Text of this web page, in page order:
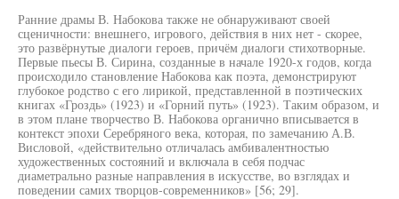
Ранние драмы В. Набокова также не обнаруживают своей
сценичности: внешнего, игрового, действия в них нет - скорее,
это развёрнутые диалоги героев, причём диалоги стихотворные.
Первые пьесы В. Сирина, созданные в начале 1920-х годов, когда
происходило становление Набокова как поэта, демонстрируют
глубокое родство с его лирикой, представленной в поэтических
книгах «Гроздь» (1923) и «Горний путь» (1923). Таким образом, и
в этом плане творчество В. Набокова органично вписывается в
контекст эпохи Серебряного века, которая, по замечанию А.В.
Висловой, «действительно отличалась амбивалентностью
художественных состояний и включала в себя подчас
диаметрально разные направления в искусстве, во взглядах и
поведении самих творцов-современников» [56; 29].